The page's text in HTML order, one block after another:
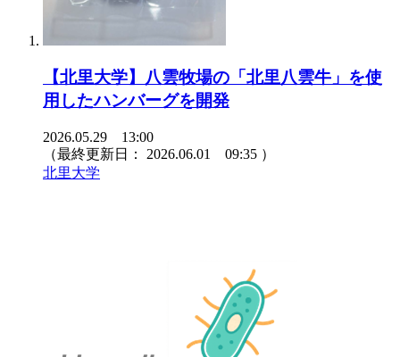
【北里大学】八雲牧場の「北里八雲牛」を使
用したハンバーグを開発
2026.05.29 13:00
（最終更新日： 2026.06.01 09:35 ）
北里大学